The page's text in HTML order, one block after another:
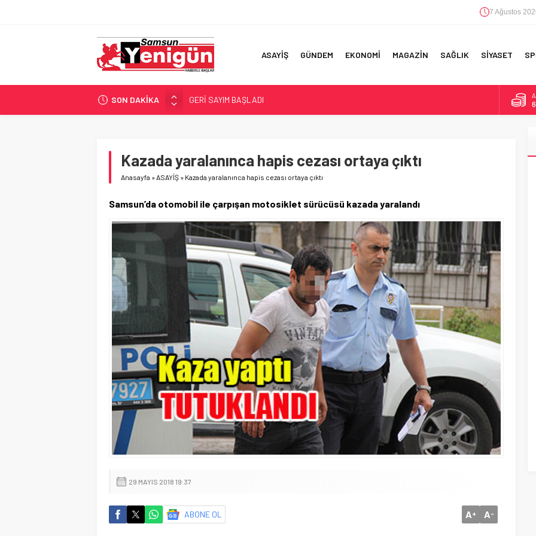
7 Ağustos
ASAYİŞ GÜNDEM EKONOMİ MAGAZİN SAĞLIK SİYASET
SON DAKİKA
GERİ SAYIM BAŞLADI
SAMSUNSPOR’DA HEDEF 5’İNCİLİK!
İŞTE FINDIK FİYATI!
YÖNETİCİ SEÇERKEN YAPILAN EN BÜYÜK HATALAR
Kazada yaralanınca hapis cezası ortaya çıktı
Anasayfa »ASAYİŞ » Kazada yaralanınca hapis cezası ortaya çıktı
Samsun’da otomobil ile çarpışan motosiklet sürücüsü kazada yaralandı
29 MAYIS 2018 19:37
ABONE OL A+ A-